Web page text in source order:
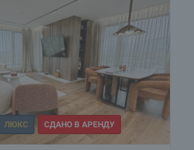
ЛЮКС СДАНО В АРЕНДУ